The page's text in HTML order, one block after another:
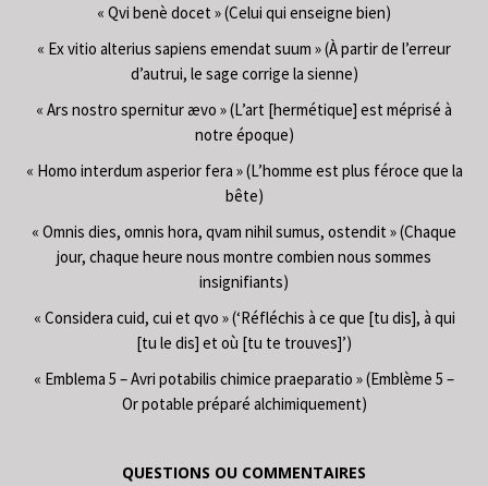
« Qvi benè docet » (Celui qui enseigne bien)
« Ex vitio alterius sapiens emendat suum » (À partir de l’erreur
d’autrui, le sage corrige la sienne)
« Ars nostro spernitur ævo » (L’art [hermétique] est méprisé à
notre époque)
« Homo interdum asperior fera » (L’homme est plus féroce que la
bête)
« Omnis dies, omnis hora, qvam nihil sumus, ostendit » (Chaque
jour, chaque heure nous montre combien nous sommes
insignifiants)
« Considera cuid, cui et qvo » (‘Réfléchis à ce que [tu dis], à qui
[tu le dis] et où [tu te trouves]’)
« Emblema 5 – Avri potabilis chimice praeparatio » (Emblème 5 –
Or potable préparé alchimiquement)
QUESTIONS OU COMMENTAIRES